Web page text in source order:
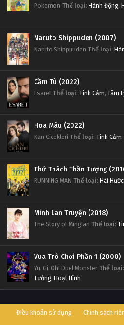
Pokemon Thể loại: Hành Động,
Naruto Shippuden (2007)
Naruto Shippuuden Thể loại:
Cầm Tù (2022)
Esaret Thể loại: Tình Cảm, Tâm
Hoa Máu (2022)
Kan Cicekleri Thể loại: Tình Cảm
Thử Thách Thần Tượng
RUNNING MAN Thể loại: Hài Hước
Minh Lan Truyện (2018)
The Story of Minglan Thể loại:
Vua Trò Chơi Phần 1 (2000)
Yu-Gi-Oh! Duel Monster Thể loại:
Tưởng, Hoạt Hình
Điều khoản sử dụng Chính sách